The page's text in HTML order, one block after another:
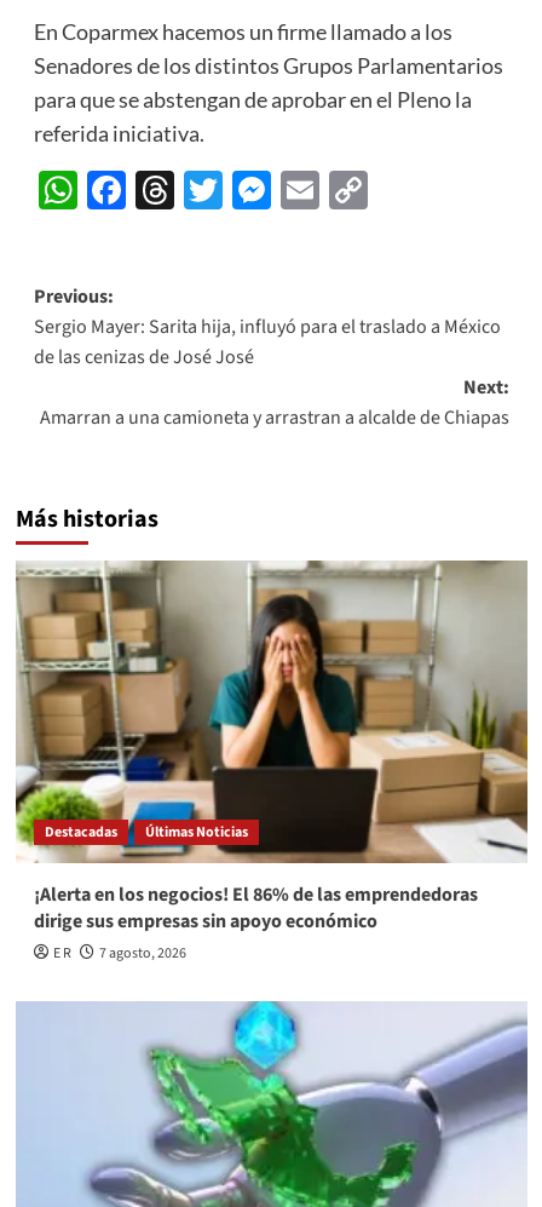
En Coparmex hacemos un firme llamado a los
Senadores de los distintos Grupos Parlamentarios
para que se abstengan de aprobar en el Pleno la
referida iniciativa.
WhatsApp
Facebook
Threads
Twitter
Messenger
EmailCopy
Post
navigation
Previous:
Sergio Mayer: Sarita hija, influyó para el traslado a México
de las cenizas de José José
Next:
Amarran a una camioneta y arrastran a alcalde de Chiapas
Más historias
Destacadas Últimas Noticias
¡Alerta en los negocios! El 86% de las emprendedoras
dirige sus empresas sin apoyo económico
E R 7 agosto, 2026